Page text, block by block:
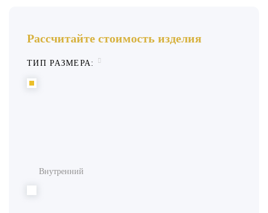
Рассчитайте стоимость изделия
ТИП РАЗМЕРА:
Внутренний